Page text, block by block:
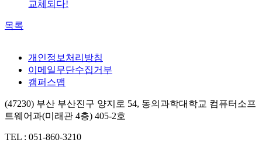
교체되다!
목록
개인정보처리방침
이메일무단수집거부
캠퍼스맵
(47230) 부산 부산진구 양지로 54, 동의과학대학교 컴퓨터소프
트웨어과(미래관 4층) 405-2호
TEL : 051-860-3210